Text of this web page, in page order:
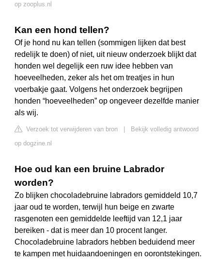
op zooplus.nl
Kan een hond tellen?
Of je hond nu kan tellen (sommigen lijken dat best
redelijk te doen) of niet, uit nieuw onderzoek blijkt dat
honden wel degelijk een ruw idee hebben van
hoeveelheden, zeker als het om treatjes in hun
voerbakje gaat. Volgens het onderzoek begrijpen
honden “hoeveelheden” op ongeveer dezelfde manier
als wij.
Verzoek tot verwijderen van bron
Bekijk volledig antwoord
op dogzine.nl
Hoe oud kan een bruine Labrador
worden?
Zo blijken chocoladebruine labradors gemiddeld 10,7
jaar oud te worden, terwijl hun beige en zwarte
rasgenoten een gemiddelde leeftijd van 12,1 jaar
bereiken - dat is meer dan 10 procent langer.
Chocoladebruine labradors hebben beduidend meer
te kampen met huidaandoeningen en oorontstekingen.